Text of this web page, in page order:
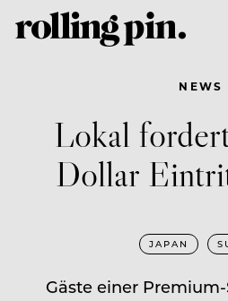
NEWS
Lokal
Dollar
JAPAN
Gäste einer